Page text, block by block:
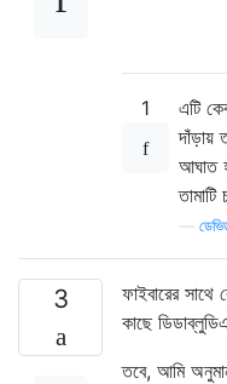
1
এটি
দাঁড়ায়
আঘাত
3
ফাইবারের
কাছে
তবে, আমি